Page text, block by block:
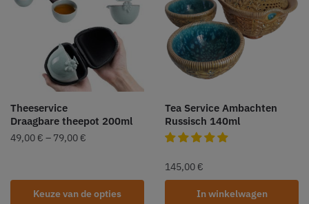
Theeservice
Draagbare theepot 200ml
49,00 € – 79,00 €
Keuze van de opties
Tea Service Ambachten
Russisch 140ml
145,00 €
In winkelwagen